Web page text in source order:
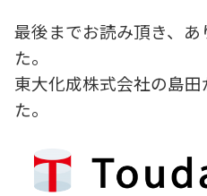
最後までお読み頂き、
た。
東大化成株式会社の島
た。